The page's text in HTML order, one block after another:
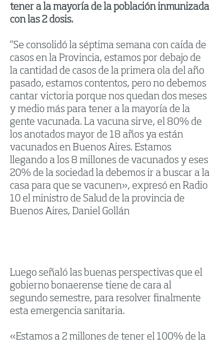
tener a la mayoría de la población inmunizada
con las 2 dosis.
“Se consolidó la séptima semana con caída de
casos en la Provincia, estamos por debajo de
la cantidad de casos de la primera ola del año
pasado, estamos contentos, pero no debemos
cantar victoria porque nos quedan dos meses
y medio más para tener a la mayoría de la
gente vacunada. La vacuna sirve, el 80% de
los anotados mayor de 18 años ya están
vacunados en Buenos Aires. Estamos
llegando a los 8 millones de vacunados y eses
20% de la sociedad la debemos ir a buscar a la
casa para que se vacunen», expresó en Radio
10 el ministro de Salud de la provincia de
Buenos Aires, Daniel Gollán
Luego señaló las buenas perspectivas que el
gobierno bonaerense tiene de cara al
segundo semestre, para resolver finalmente
esta emergencia sanitaria.
«Estamos a 2 millones de tener el 100% de la